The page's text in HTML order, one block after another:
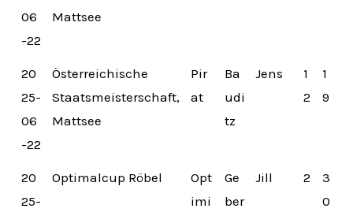
06
-22
Mattsee
20
25-
06
-22
Österreichische
Staatsmeisterschaft,
Mattsee
Pir
at
Ba
udi
tz
Jens
1
2
1
9
20
25-
Optimalcup Röbel
Opt
imi
Ge
ber
Jill 2
3
0